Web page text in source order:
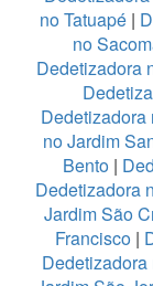
no Tatuapé|
no
Dedetizadora
Dedetizadora
no Jardim
Bento|
Dedetizadora
Jardim São
Francisco |